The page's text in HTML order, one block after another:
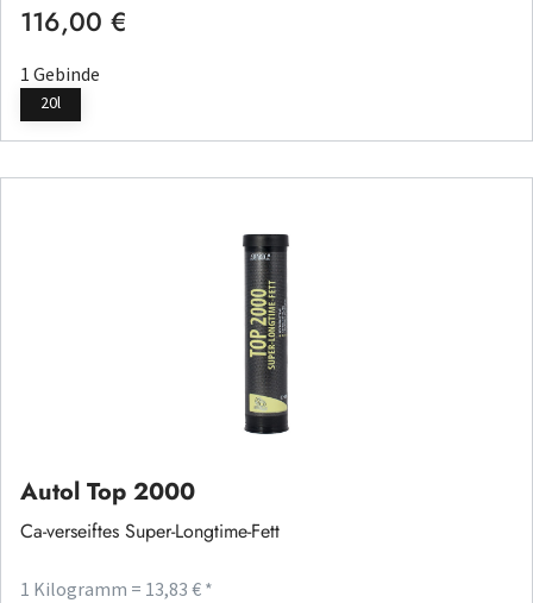
Regulärer Preis:
116,00 €
1 Gebinde
20l
Autol Top 2000
Ca-verseiftes Super-Longtime-Fett
1 Kilogramm = 13,83 € *